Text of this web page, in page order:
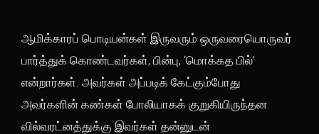
ஆமிக்காரப் பொடியன்கள் இருவரும் ஒருவரையொருவர்
பார்த்துக் கொண்டவர்கள், பின்பு, ‘மொக்கத பில்’
என்றார்கள். அவர்கள் அப்படிக் கேட்கும்போது
அவர்களின் கண்கள் போலியாகக் குறுகியிருந்தன.
வில்வரட்னத்துக்கு இவர்கள் தன்னுடன்